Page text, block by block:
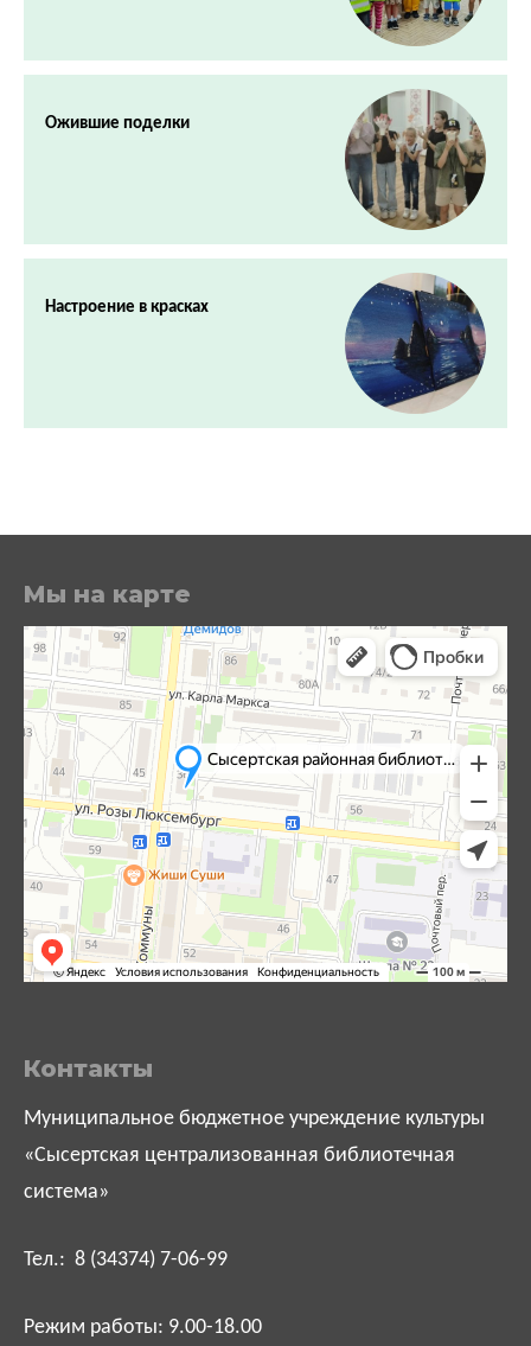
Ожившие поделки
Настроение в красках
Мы на карте
Контакты
Муниципальное бюджетное учреждение культуры
«Сысертская централизованная библиотечная
система»
Тел.: 8 (34374) 7-06-99
Режим работы: 9.00-18.00